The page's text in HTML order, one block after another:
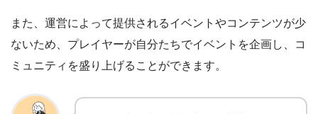
また、運営によって提供されるイベントやコンテンツが少
ないため、プレイヤーが自分たちでイベントを企画し、コ
ミュニティを盛り上げることができます。